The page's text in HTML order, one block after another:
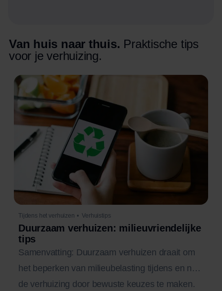
Van huis naar thuis. Praktische tips
voor je verhuizing.
Tijdens het verhuizen • Verhuistips
Duurzaam verhuizen: milieuvriendelijke
tips
Samenvatting: Duurzaam verhuizen draait om
het beperken van milieubelasting tijdens en na
de verhuizing door bewuste keuzes te maken.